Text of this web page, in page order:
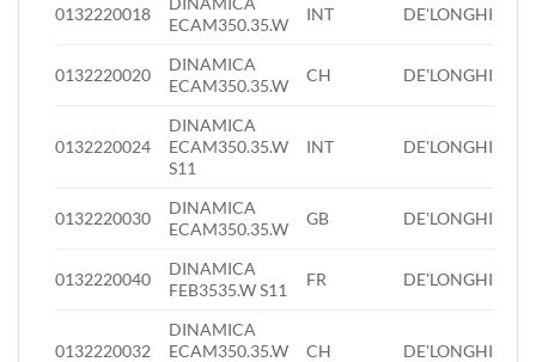
0132220018
ECAM350.35.W
INT DE'LONGHI
0132220020
DINAMICA
ECAM350.35.W
CH DE'LONGHI
0132220024
DINAMICA
ECAM350.35.W
S11
INT DE'LONGHI
0132220030
DINAMICA
ECAM350.35.W
GB DE'LONGHI
0132220040
DINAMICA
FEB3535.W S11
FR DE'LONGHI
0132220032
DINAMICA
ECAM350.35.W
CH DE'LONGHI